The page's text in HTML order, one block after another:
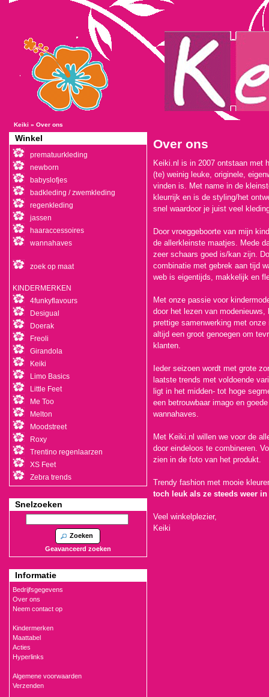
Keiki » Over ons
Over ons
Keiki.nl is in 2007 ontstaan met
(te) weinig leuke, originele,
vinden is. Met name in de
kleurrijk en is de styling/het
snel waardoor je juist veel
Door vroeggeboorte van mijn
de allerkleinste maatjes. Mede
zeer schaars goed is/kan zijn.
combinatie met gebrek aan tijd
web is eigentijds, makkelijk en
Met onze passie voor
door het lezen van
prettige samenwerking met
altijd een groot genoegen om
klanten.
Ieder seizoen wordt met grote
laatste trends met voldoende
ligt in het midden- tot hoge
een betrouwbaar imago en
wannahaves.
Met Keiki.nl willen we voor de
door eindeloos te combineren.
zien in de foto van het produkt.
Trendy fashion met mooie
toch leuk als ze steeds weer
Veel winkelplezier,
Keiki
Winkel
prematuurkleding
newborn
babyslofjes
badkleding / zwemkleding
regenkleding
jassen
haaraccessoires
wannahaves
zoek op maat
KINDERMERKEN
4funkyflavours
Desigual
Doerak
Freoli
Girandola
Keiki
Limo Basics
Little Feet
Me Too
Melton
Moodstreet
Roxy
Trentino regenlaarzen
XS Feet
Zebra trends
Snelzoeken
Zoeken
Geavanceerd zoeken
Informatie
Bedrijfsgegevens
Over ons
Neem contact op
Kindermerken
Maattabel
Acties
Hyperlinks
Algemene voorwaarden
Verzenden